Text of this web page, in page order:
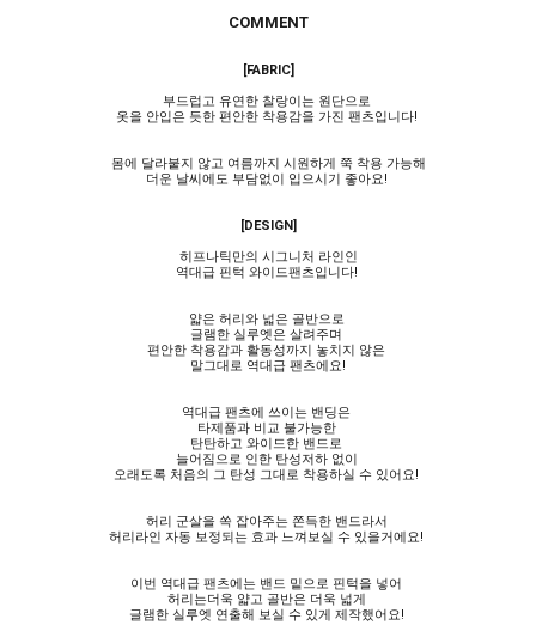
COMMENT
[FABRIC]
부드럽고 유연한 찰랑이는 원단으로
옷을 안입은 듯한 편안한 착용감을 가진 팬츠입니다!
몸에 달라붙지 않고 여름까지 시원하게 쭉 착용 가능해
더운 날씨에도 부담없이 입으시기 좋아요!
[DESIGN]
히프나틱만의 시그니처 라인인
역대급 핀턱 와이드팬츠입니다!
얇은 허리와 넓은 골반으로
글램한 실루엣은 살려주며
편안한 착용감과 활동성까지 놓치지 않은
말그대로 역대급 팬츠에요!
역대급 팬츠에 쓰이는 밴딩은
타제품과 비교 불가능한
탄탄하고 와이드한 밴드로
늘어짐으로 인한 탄성저하 없이
오래도록 처음의 그 탄성 그대로 착용하실 수 있어요!
허리 군살을 쏙 잡아주는 쫀득한 밴드라서
허리라인 자동 보정되는 효과 느껴보실 수 있을거에요!
이번 역대급 팬츠에는 밴드 밑으로 핀턱을 넣어
허리는더욱 얇고 골반은 더욱 넓게
글램한 실루엣 연출해 보실 수 있게 제작했어요!